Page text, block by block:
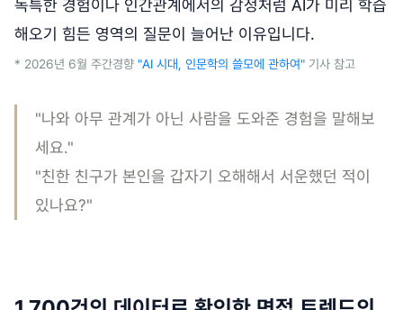
독특한 경험이나 인간관계에서의 감정처럼 AI가 미리 학습
해오기 힘든 영역의 질문이 늘어난 이유입니다.
* 2026년 6월 주간경향 "AI 시대, 인문학의 쓸모에 관하여" 기사 참고
"나와 아무 관계가 아닌 사람을 도와준 경험을 말해보
세요."
"친한 친구가 본인을 갑자기 오해해서 서운했던 적이
있나요?"